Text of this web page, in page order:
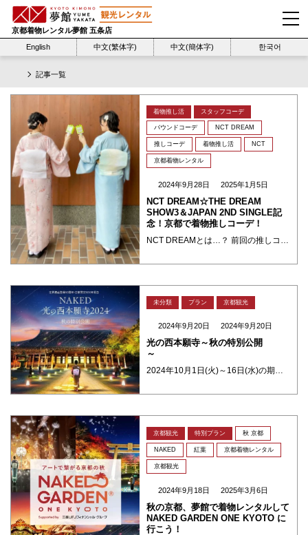
京都着物レンタル夢館 五条店
English
中文(繁体字) 中文(簡体字) 한국어
記事一覧
着物推し活 スタッフコーデ
バウンドコーデ NCT DREAM
推しコーデ 着物推し活 NCT
京都着物レンタル
2024年9月28日 2025年1月5日
NCT DREAM☆THE DREAM
SHOW3＆JAPAN 2ND SINGLE記
念！京都で着物推しコーデ！
NCT DREAMとは…？ 前回の推しコーデの振り返り 前回のブログでは、スタッフTerangoちゃんとNCT127単独コンサート記念に着物推しコーデ姿で雨の日の嵐山の渡月橋にて遂行しました。ずっ～と曇りと雨 ・・・
未分類 プラン 京都観光
2024年9月20日 2024年9月20日
光の西本願寺～秋の特別公開
～
2024年10月1日(火)～16日(水)の期間限定で西本願寺で通常非公開の「京都三名閣」国宝・飛雲閣を特別ライトアップします！ ぜひ着物を着てイベントに参加しましょう～ 光の西本願寺～秋の特別公開～ 世界遺産登録30周年 ・・・
京都観光 特別プラン 秋 京都
NAKED 紅葉 京都着物レンタル
京都観光
2024年9月18日 2025年3月6日
秋の京都、夢館で着物レンタルして
NAKED GARDEN ONE KYOTO に
行こう！